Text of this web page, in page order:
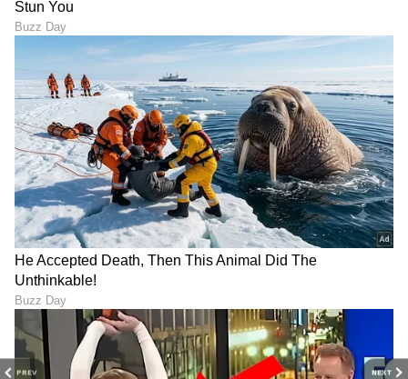
PREV NEXT
ಇಲ್ಲಿನ ತಾಪಮಾನ 16–22°C ಇರುತ್ತದೆ. ಇಲ್ಲಿ
ಮಂಜರಾಬಾದ್ ಕೋಟೆ, ಬಿಸ್ಲೆ ಘಾಟ್ ವೀಕ್ಷಣೆ ಮತ್ತು
ತೋಟದ ಮನೆಗಳಲ್ಲಿ ವಾಸ್ತವ್ಯ ಹೂಡುವುದು ವಿಶೇಷ
ಅನುಭವ ನೀಡುತ್ತದೆ.
5
6
Image Credit :Asianet News
ಊಟಿ (Ooty)